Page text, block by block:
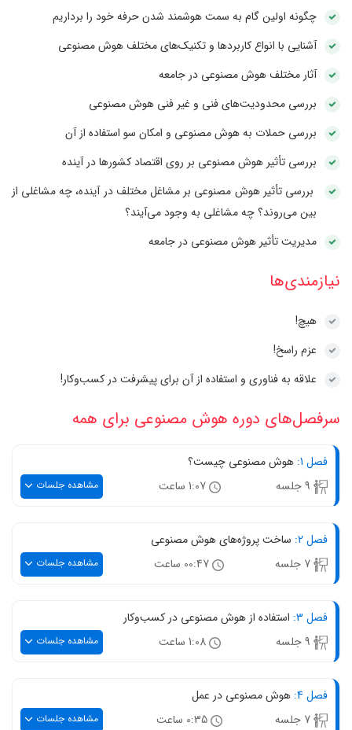
چگونه اولین گام به سمت هوشمند شدن حرفه خود را برداریم
آشنایی با انواع کاربردها و تکنیک‌های مختلف هوش مصنوعی
آثار مختلف هوش مصنوعی در جامعه
بررسی محدودیت‌های فنی و غیر فنی هوش مصنوعی
بررسی حملات به هوش مصنوعی و امکان سو استفاده از آن
بررسی تأثیر هوش مصنوعی بر روی اقتصاد کشورها در آینده
بررسی تأثیر هوش مصنوعی بر مشاغل مختلف در آینده، چه مشاغلی از
بین می‌روند؟ چه مشاغلی به وجود می‌آیند؟
مدیریت تأثیر هوش مصنوعی در جامعه
نیازمند‌ی‌ها
هیچ!
عزم راسخ!
علاقه به فناوری و استفاده از آن برای پیشرفت در کسب‌وکار!
سرفصل‌های دوره هوش مصنوعی برای همه
فصل 1:
هوش مصنوعی چیست؟
1:07 ساعت مشاهده جلسات
فصل 2:
ساخت پروژه‌های هوش مصنوعی
مشاهده جلسات
فصل 3:
استفاده از هوش مصنوعی در کسب‌وکار
1:08 ساعت مشاهده جلسات
فصل 4:
هوش مصنوعی در عمل
0:35 ساعت مشاهده جلسات